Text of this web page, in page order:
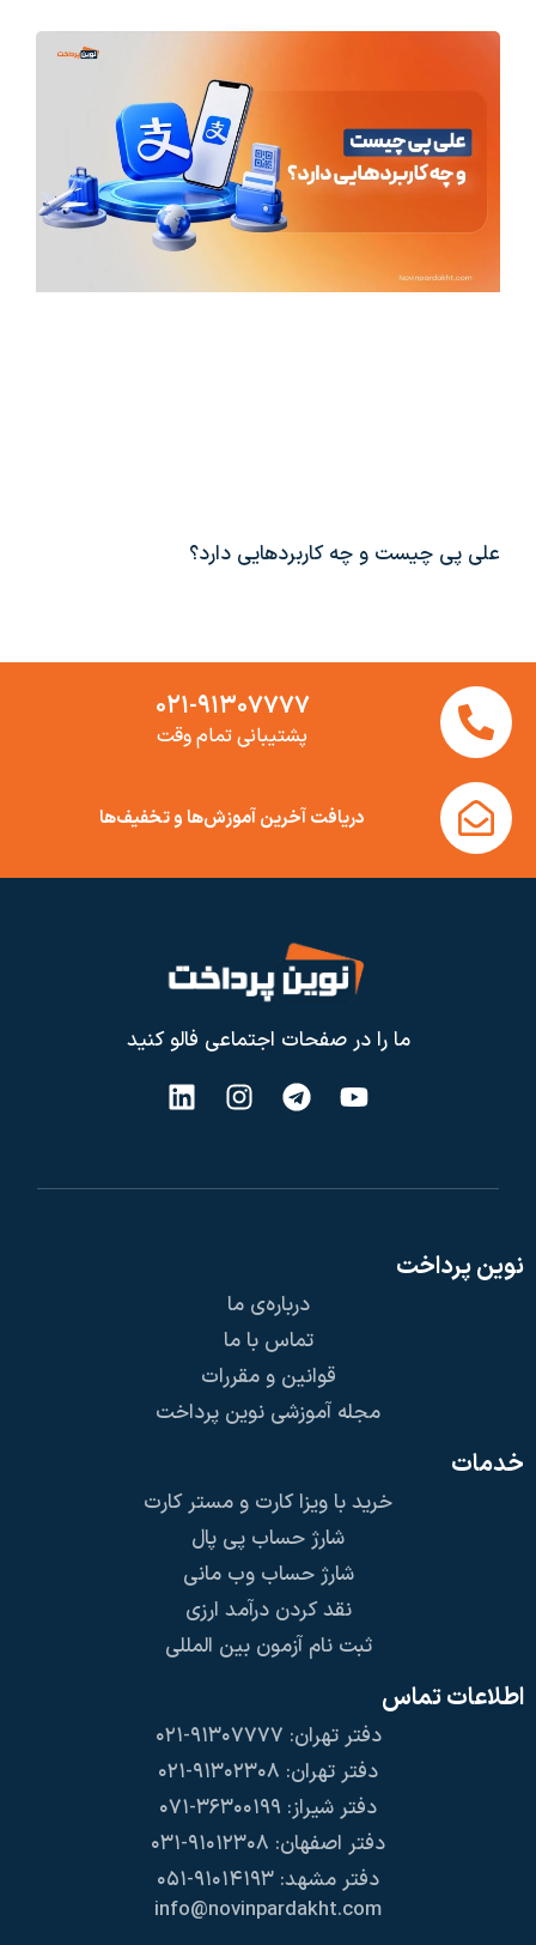
علی پی چیست و چه کاربردهایی دارد؟
۰۲۱-۹۱۳۰۷۷۷۷
پشتیبانی تمام وقت
دریافت آخرین آموزش‌ها و تخفیف‌ها
ما را در صفحات اجتماعی فالو کنید
نوین پرداخت
درباره‌ی ما
تماس با ما
قوانین و مقررات
مجله آموزشی نوین پرداخت
خدمات
خرید با ویزا کارت و مستر کارت
شارژ حساب پی پال
شارژ حساب وب مانی
نقد کردن درآمد ارزی
ثبت نام آزمون بین المللی
اطلاعات تماس
دفتر تهران: ۹۱۳۰۷۷۷۷-۰۲۱
دفتر تهران: ۹۱۳۰۲۳۰۸-۰۲۱
دفتر شیراز: ۳۶۳۰۰۱۹۹-۰۷۱
دفتر اصفهان: ۹۱۰۱۲۳۰۸-۰۳۱
دفتر مشهد: ۹۱۰۱۴۱۹۳-۰۵۱
info@novinpardakht.com